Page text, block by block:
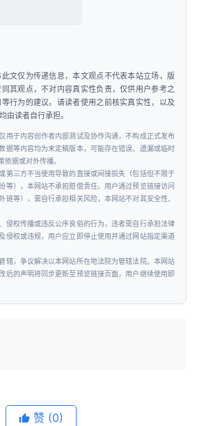
文仅为传递信息，本文观点不代表本站立场，版
其观点，不对内容真实性负责，仅供用户参考之
行为的建议。请读者使用之前核实真实性，以及
由读者自行承担。
用于内容创作者内部测试及协作沟通，不构成正式发布
据等内容均为未定稿版本，可能存在错误、遗漏或临时
据或对外传播。
第三方不当使用导致的直接或间接损失（包括但不限于
等），本网站不承担赔偿责任。用户通过预览链接访问
链等），需自行承担相关风险，本网站不对其安全性、
侵权传播或违反公序良俗的行为，违者需自行承担法律
侵权或违规，用户应立即停止使用并通过网站指定渠道
辖，争议解决以本网站所在地法院为管辖法院。本网站
后的声明将同步更新至预览链接页面，用户继续使用即
赞 (0)